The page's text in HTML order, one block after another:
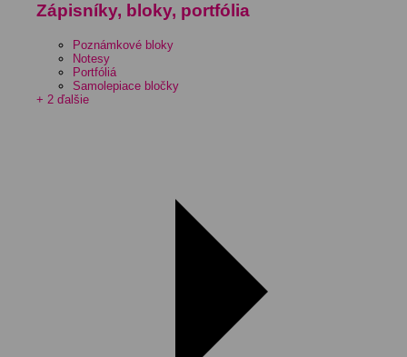
Zápisníky, bloky, portfólia
Poznámkové bloky
Notesy
Portfóliá
Samolepiace bločky
+ 2 ďalšie